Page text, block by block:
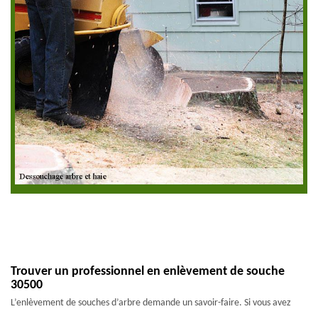
Trouver un professionnel en enlèvement de souche
30500
L’enlèvement de souches d’arbre demande un savoir-faire. Si vous avez